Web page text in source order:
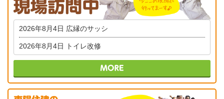
2026年8月4日 広縁のサッシ
2026年8月4日 トイレ改修